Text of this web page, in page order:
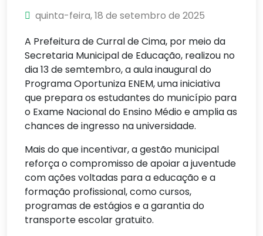
quinta-feira, 18 de setembro de 2025
A Prefeitura de Curral de Cima, por meio da
Secretaria Municipal de Educação, realizou no
dia 13 de semtembro, a aula inaugural do
Programa Oportuniza ENEM, uma iniciativa
que prepara os estudantes do município para
o Exame Nacional do Ensino Médio e amplia as
chances de ingresso na universidade.
Mais do que incentivar, a gestão municipal
reforça o compromisso de apoiar a juventude
com ações voltadas para a educação e a
formação profissional, como cursos,
programas de estágios e a garantia do
transporte escolar gratuito.